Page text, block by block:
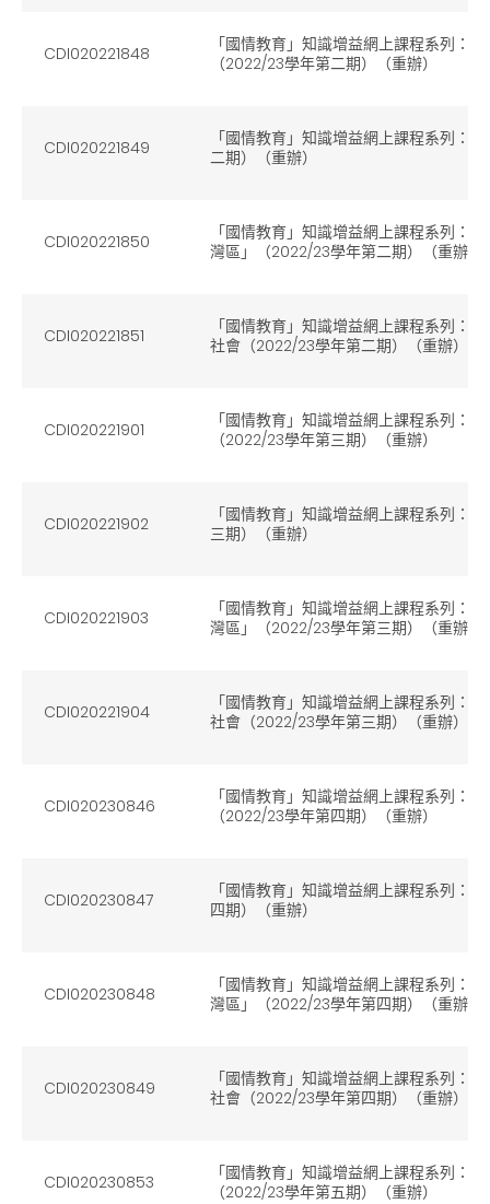
CDI020221848
「國情教育」知識增益網上課程系列：
（2022/23學年第二期）（重辦）
CDI020221849
「國情教育」知識增益網上課程系列：
二期）（重辦）
CDI020221850
「國情教育」知識增益網上課程系列：
灣區」（2022/23學年第二期）（重辦）
CDI020221851
「國情教育」知識增益網上課程系列：
社會（2022/23學年第二期）（重辦）
CDI020221901
「國情教育」知識增益網上課程系列：
（2022/23學年第三期）（重辦）
CDI020221902
「國情教育」知識增益網上課程系列：
三期）（重辦）
CDI020221903
「國情教育」知識增益網上課程系列：
灣區」（2022/23學年第三期）（重辦）
CDI020221904
「國情教育」知識增益網上課程系列：
社會（2022/23學年第三期）（重辦）
CDI020230846
「國情教育」知識增益網上課程系列：
（2022/23學年第四期）（重辦）
CDI020230847
「國情教育」知識增益網上課程系列：
四期）（重辦）
CDI020230848
「國情教育」知識增益網上課程系列：
灣區」（2022/23學年第四期）（重辦）
CDI020230849
「國情教育」知識增益網上課程系列：
社會（2022/23學年第四期）（重辦）
CDI020230853
「國情教育」知識增益網上課程系列：
（2022/23學年第五期）（重辦）